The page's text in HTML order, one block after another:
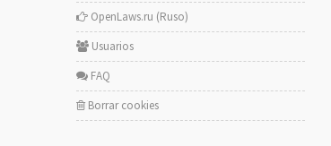
OpenLaws.ru (Ruso)
Usuarios
FAQ
Borrar cookies